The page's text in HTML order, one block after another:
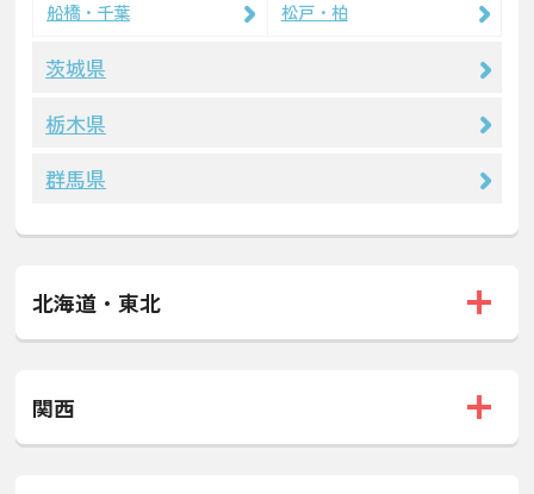
船橋・千葉 松戸・柏
茨城県
栃木県
群馬県
北海道・東北
関西